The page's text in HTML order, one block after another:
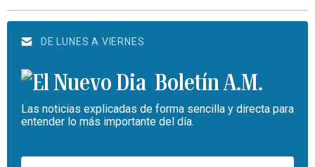
DE LUNES A VIERNES
Boletín A.M.
Las noticias explicadas de forma sencilla y directa para
entender lo más importante del día.